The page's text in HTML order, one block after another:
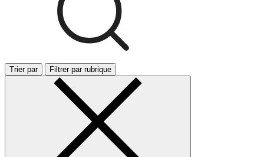
Trier par Filtrer par rubrique